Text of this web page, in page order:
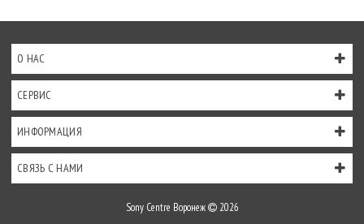
О НАС
СЕРВИС
ИНФОРМАЦИЯ
СВЯЗЬ С НАМИ
Sony Centre Воронеж 2026